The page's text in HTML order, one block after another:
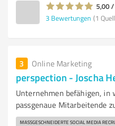
5,00
3 Bewertungen (1
3 Online Marketing
perspection - Joscha
Unternehmen befähigen, in
passgenaue Mitarbeitende
MASSGESCHNEIDERTE SOCIAL MEDIA